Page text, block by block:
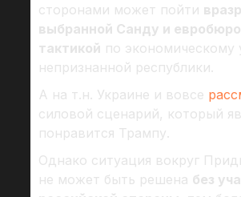
сторонами может пойти
выбранной Санду и
тактикой по
непризнанной республики.
А на т.н. Украине и вовсе
силовой сценарий, который
понравится Трампу.
Однако ситуация вокруг
не может быть решена без